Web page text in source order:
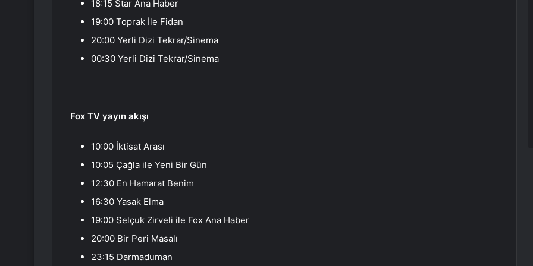
18:15 Star Ana Haber
19:00 Toprak İle Fidan
20:00 Yerli Dizi Tekrar/Sinema
00:30 Yerli Dizi Tekrar/Sinema
Fox TV yayın akışı
10:00 İktisat Arası
10:05 Çağla ile Yeni Bir Gün
12:30 En Hamarat Benim
16:30 Yasak Elma
19:00 Selçuk Zirveli ile Fox Ana Haber
20:00 Bir Peri Masalı
23:15 Darmaduman